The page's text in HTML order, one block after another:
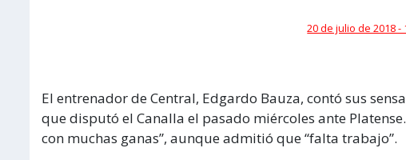
20 de julio de 2018 -
El entrenador de Central, Edgardo Bauza, contó sus
que disputó el Canalla el pasado miércoles ante
con muchas ganas”, aunque admitió que “falta trabajo”.